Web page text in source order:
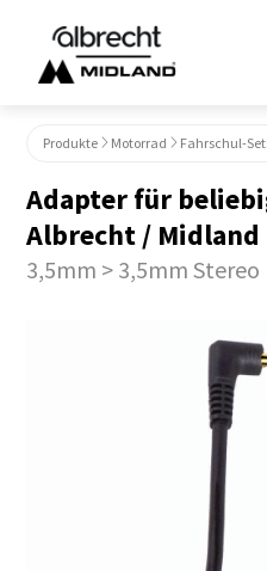
Produkte Motorrad Fahrschul-
Adapter für
Albrecht / Midland
3,5mm > 3,5mm Stereo